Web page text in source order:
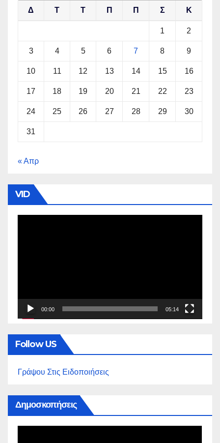
Δ Τ Τ Π Π Σ Κ
1 2
3 4 5 6 7 8 9
10 11 12 13 14 15 16
17 18 19 20 21 22 23
24 25 26 27 28 29 30
31
« Απρ
VID
00:00 05:14
Follow US
Γράψου Στις Ειδοποιήσεις
Δημοσκοπήσεις